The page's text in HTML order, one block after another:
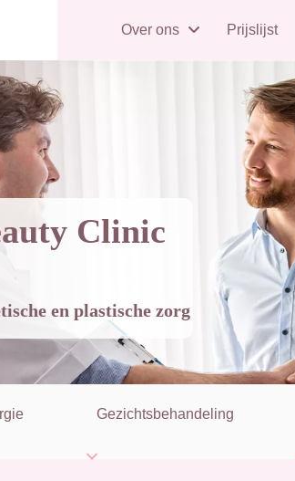
Over ons Prijslijst
Clinic
en plastische zorg
Gezichtsbehandeling